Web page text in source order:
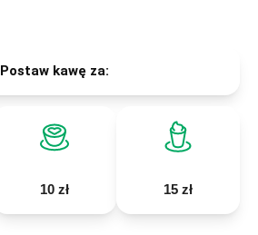
Postaw kawę za:
10 zł 15 zł